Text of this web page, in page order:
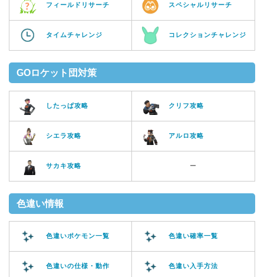
フィールドリサーチ スペシャルリサーチ
タイムチャレンジ コレクションチャレンジ
GOロケット団対策
したっぱ攻略 クリフ攻略
シエラ攻略 アルロ攻略
サカキ攻略 ー
色違い情報
色違いポケモン一覧 色違い確率一覧
色違いの仕様・動作 色違い入手方法